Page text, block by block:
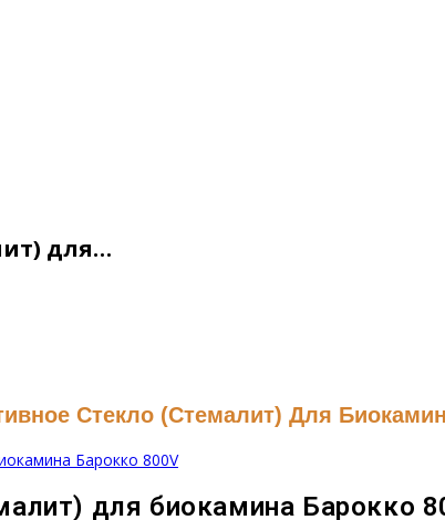
для…
Стекло (стемалит) Для
для биокамина Барокко